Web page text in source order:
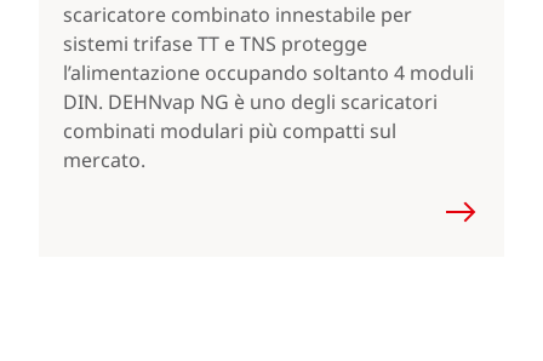
scaricatore combinato innestabile per
sistemi trifase TT e TNS protegge
l’alimentazione occupando soltanto 4 moduli
DIN. DEHNvap NG è uno degli scaricatori
combinati modulari più compatti sul
mercato.